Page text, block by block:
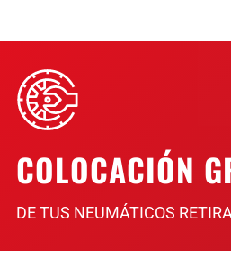
COLOCACIÓN
DE TUS NEUMÁTICOS